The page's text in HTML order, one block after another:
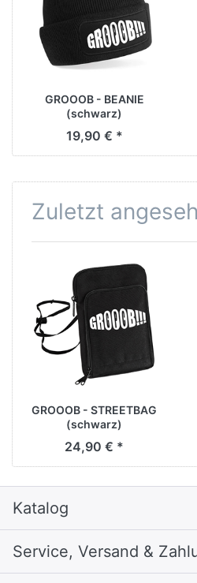
GROOOB - BEANIE
(schwarz)
19,90 € *
Zuletzt
GROOOB - STREETBAG
(schwarz)
24,90 € *
Katalog
Service, Versand &